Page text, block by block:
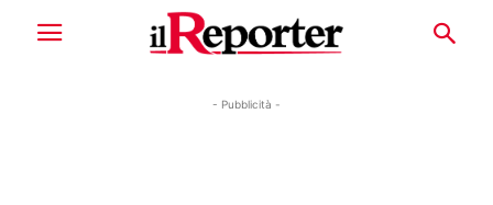
- Pubblicità -